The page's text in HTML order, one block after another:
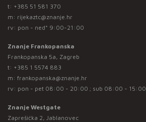
t: +385 51 581 370
m: rijekaztc@znanje.hr
rv: pon - ned* 9:00-21:00
Znanje Frankopanska
Frankopanska 5a, Zagreb
t: +385 1 5574 883
m: frankopanska@znanje.hr
rv: pon - pet 08:00 - 20:00 ; sub 08:00 - 15:00
Znanje Westgate
Zaprešićka 2, Jablanovec